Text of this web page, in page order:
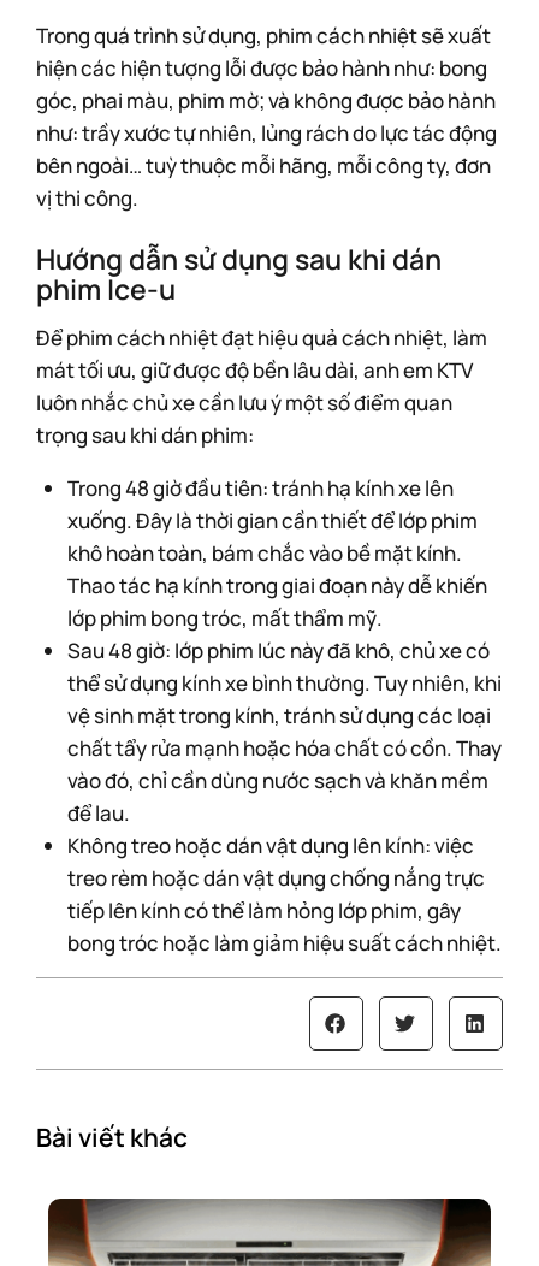
Trong quá trình sử dụng, phim cách nhiệt sẽ xuất
hiện các hiện tượng lỗi được bảo hành như: bong
góc, phai màu, phim mờ; và không được bảo hành
như: trầy xước tự nhiên, lủng rách do lực tác động
bên ngoài… tuỳ thuộc mỗi hãng, mỗi công ty, đơn
vị thi công.
Hướng dẫn sử dụng sau khi dán
phim Ice-u
Để phim cách nhiệt đạt hiệu quả cách nhiệt, làm
mát tối ưu, giữ được độ bền lâu dài, anh em KTV
luôn nhắc chủ xe cần lưu ý một số điểm quan
trọng sau khi dán phim:
Trong 48 giờ đầu tiên: tránh hạ kính xe lên
xuống. Đây là thời gian cần thiết để lớp phim
khô hoàn toàn, bám chắc vào bề mặt kính.
Thao tác hạ kính trong giai đoạn này dễ khiến
lớp phim bong tróc, mất thẩm mỹ.
Sau 48 giờ: lớp phim lúc này đã khô, chủ xe có
thể sử dụng kính xe bình thường. Tuy nhiên, khi
vệ sinh mặt trong kính, tránh sử dụng các loại
chất tẩy rửa mạnh hoặc hóa chất có cồn. Thay
vào đó, chỉ cần dùng nước sạch và khăn mềm
để lau.
Không treo hoặc dán vật dụng lên kính: việc
treo rèm hoặc dán vật dụng chống nắng trực
tiếp lên kính có thể làm hỏng lớp phim, gây
bong tróc hoặc làm giảm hiệu suất cách nhiệt.
Bài viết khác